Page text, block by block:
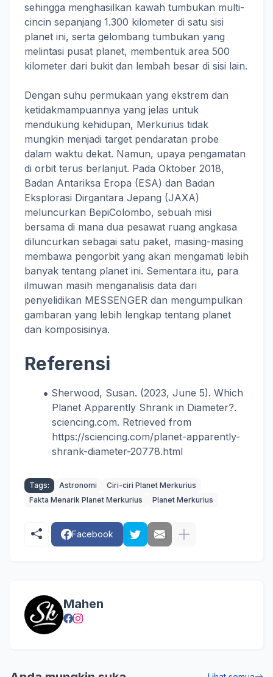
sehingga menghasilkan kawah tumbukan multi-
cincin sepanjang 1.300 kilometer di satu sisi
planet ini, serta gelombang tumbukan yang
melintasi pusat planet, membentuk area 500
kilometer dari bukit dan lembah besar di sisi lain.
Dengan suhu permukaan yang ekstrem dan
ketidakmampuannya yang jelas untuk
mendukung kehidupan, Merkurius tidak
mungkin menjadi target pendaratan probe
dalam waktu dekat. Namun, upaya pengamatan
di orbit terus berlanjut. Pada Oktober 2018,
Badan Antariksa Eropa (ESA) dan Badan
Eksplorasi Dirgantara Jepang (JAXA)
meluncurkan BepiColombo, sebuah misi
bersama di mana dua pesawat ruang angkasa
diluncurkan sebagai satu paket, masing-masing
membawa pengorbit yang akan mengamati lebih
banyak tentang planet ini. Sementara itu, para
ilmuwan masih menganalisis data dari
penyelidikan MESSENGER dan mengumpulkan
gambaran yang lebih lengkap tentang planet
dan komposisinya.
Referensi
Sherwood, Susan. (2023, June 5). Which
Planet Apparently Shrank in Diameter?.
sciencing.com. Retrieved from
https://sciencing.com/planet-apparently-
shrank-diameter-20778.html
Tags: Astronomi
Ciri-ciri Planet Merkurius
Fakta Menarik Planet Merkurius
Planet Merkurius
Facebook
Mahen